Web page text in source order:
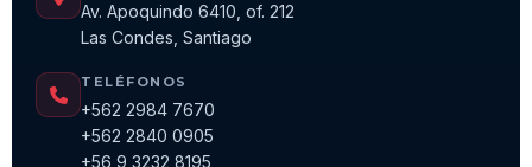
Av. Apoquindo 6410, of. 212
Las Condes, Santiago
TELÉFONOS
+562 2984 7670
+562 2840 0905
+56 9 3232 8195